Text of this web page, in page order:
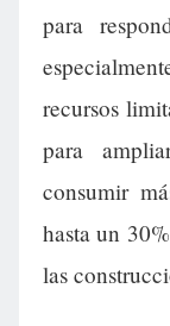
para
recursos
para
consumir
hasta un
las